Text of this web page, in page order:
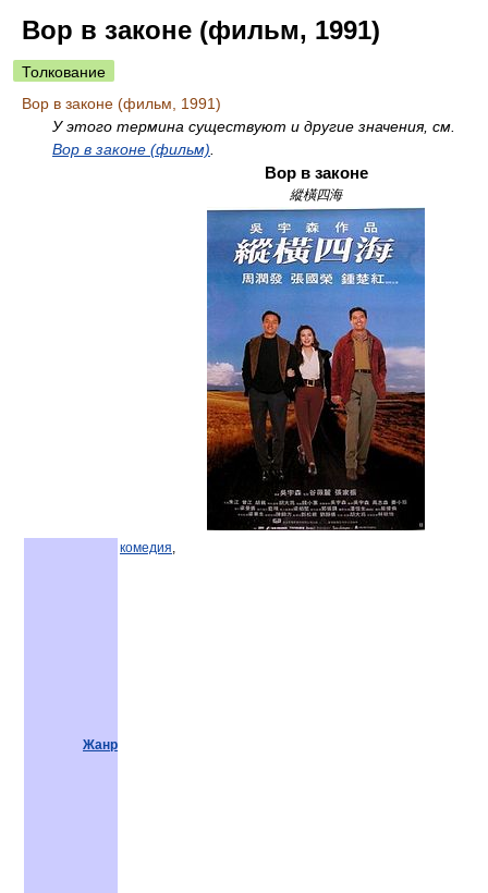
Вор в законе (фильм, 1991)
Толкование
Вор в законе (фильм, 1991)
У этого термина существуют и другие значения, см.
Вор в законе (фильм)
Вор в законе
縱橫四海
Жанр
комедия,